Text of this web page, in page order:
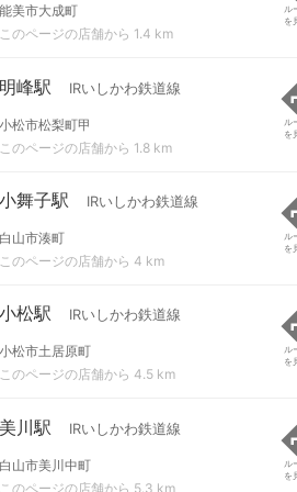
能美市大成町
このページの店舗から 1.4 km
ル
を
明峰駅 IRいしかわ鉄道線
小松市松梨町甲
このページの店舗から 1.8 km
ル
を
小舞子駅 IRいしかわ鉄道線
白山市湊町
このページの店舗から 4 km
ル
を
小松駅 IRいしかわ鉄道線
小松市土居原町
このページの店舗から 4.5 km
ル
を
美川駅 IRいしかわ鉄道線
白山市美川中町
このページの店舗から 5.3 km
ル
を